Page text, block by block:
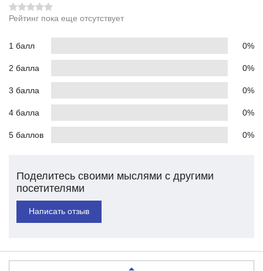
Рейтинг пока еще отсутствует
1 балл 0%
2 балла 0%
3 балла 0%
4 балла 0%
5 баллов 0%
Поделитесь своими мыслями с другими
посетителями
Написать отзыв